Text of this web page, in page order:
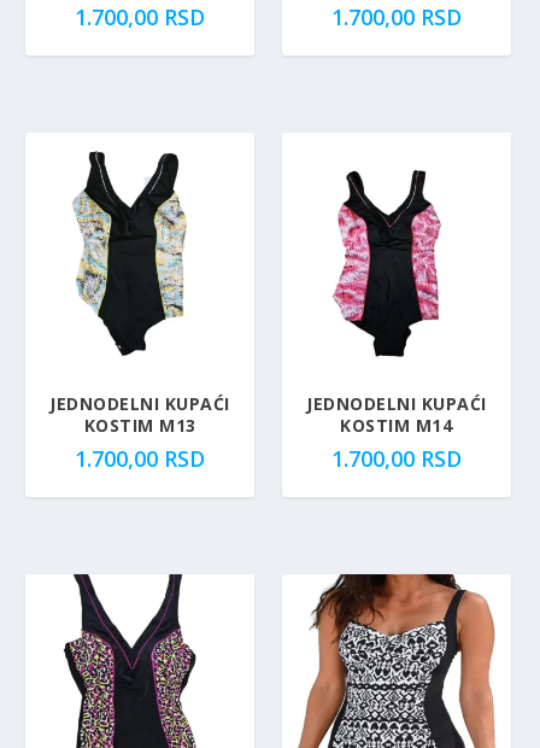
1.700,00 RSD 1.700,00 RSD
JEDNODELNI KUPAĆI
KOSTIM M13
1.700,00 RSD
JEDNODELNI KUPAĆI
KOSTIM M14
1.700,00 RSD